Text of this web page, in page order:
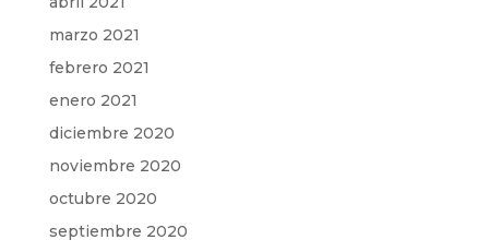
marzo 2021
febrero 2021
enero 2021
diciembre 2020
noviembre 2020
octubre 2020
septiembre 2020